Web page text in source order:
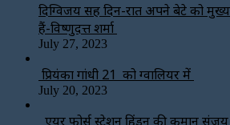
दिग्विजय सिंह दिन-रात अपने बेटे को
हैं-विष्णुदत्त शर्मा
July 27, 2023
प्रियंका गांधी 21 को ग्वालियर में
July 20, 2023
एयर फोर्स स्टेशन हिंडन की कमान संजय